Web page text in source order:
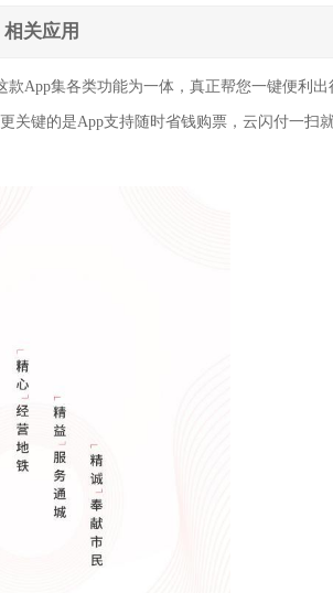
相关应用
App集各类功能为一体，真正帮您一键便利
关键的是App支持随时省钱购票，云闪付一扫